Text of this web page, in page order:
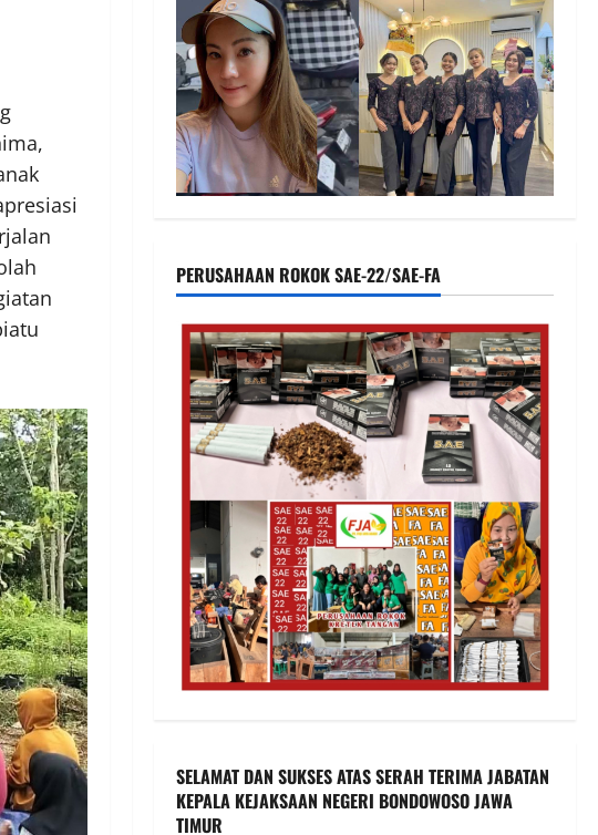
PERUSAHAAN ROKOK SAE-22/SAE-FA
SELAMAT DAN SUKSES ATAS SERAH TERIMA JABATAN
KEPALA KEJAKSAAN NEGERI BONDOWOSO JAWA
TIMUR